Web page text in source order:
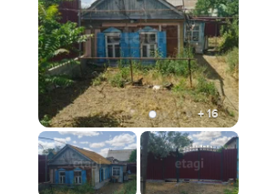
+16